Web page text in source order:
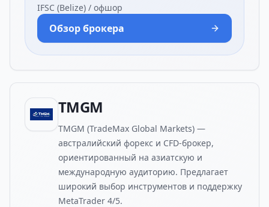
IFSC (Belize) / офшор
Обзор брокера
TMGM
TMGM (TradeMax Global Markets) —
австралийский форекс и CFD-брокер,
ориентированный на азиатскую и
международную аудиторию. Предлагает
широкий выбор инструментов и поддержку
MetaTrader 4/5.